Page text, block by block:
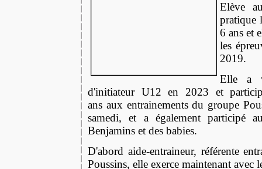
Elève
pratique
6 ans et
les
2019.
Elle a
d'initiateur U12 en 2023 et
ans aux entrainements du groupe
samedi, et a également participé
Benjamins et des babies.
D'abord aide-entraineur, référente
Poussins, elle exerce maintenant avec